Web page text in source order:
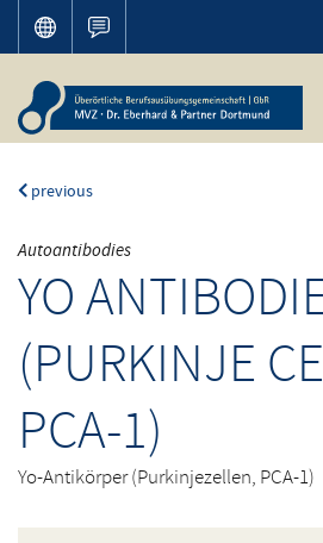
previous
Autoantibodies
YO
(PURKINJE
PCA-1)
Yo-Antikörper (Purkinjezellen, PCA-1)